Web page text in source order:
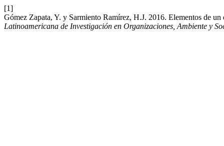
[1]
Gómez Zapata, Y. y Sarmiento Ramírez, H.J. 2016. Elementos de
Latinoamericana de Investigación en Organizaciones, Ambiente y